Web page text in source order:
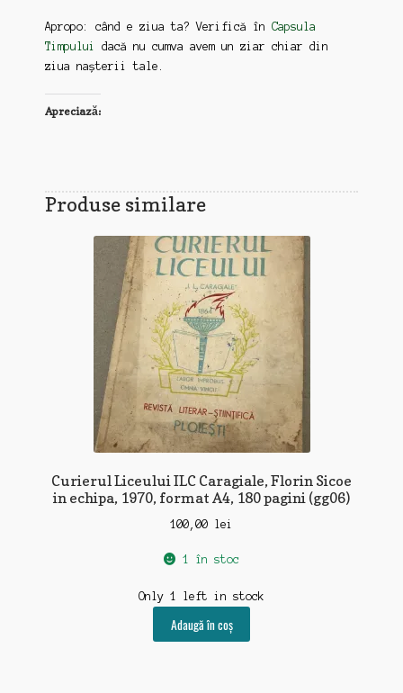
Apropo: când e ziua ta? Verifică în Capsula
Timpului
dacă nu cumva avem un ziar chiar din
ziua nașterii tale.
Apreciază:
Produse similare
Curierul Liceului ILC Caragiale, Florin Sicoe
in echipa, 1970, format A4, 180 pagini (gg06)
100,00 lei
1 în stoc
Only 1 left in stock
Adaugă în coș